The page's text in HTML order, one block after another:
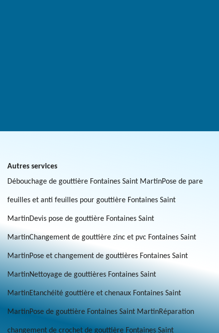
Autres services
Débouchage de gouttière Fontaines Saint MartinPose de pare
feuilles et anti feuilles pour gouttière Fontaines Saint
MartinDevis pose de gouttière Fontaines Saint
MartinChangement de gouttière zinc et pvc Fontaines Saint
MartinPose et changement de gouttières Fontaines Saint
MartinNettoyage de gouttières Fontaines Saint
MartinEtanchéité gouttière et chenaux Fontaines Saint
MartinPose de gouttière Fontaines Saint MartinRéparation
changement de crochet de gouttière Fontaines Saint